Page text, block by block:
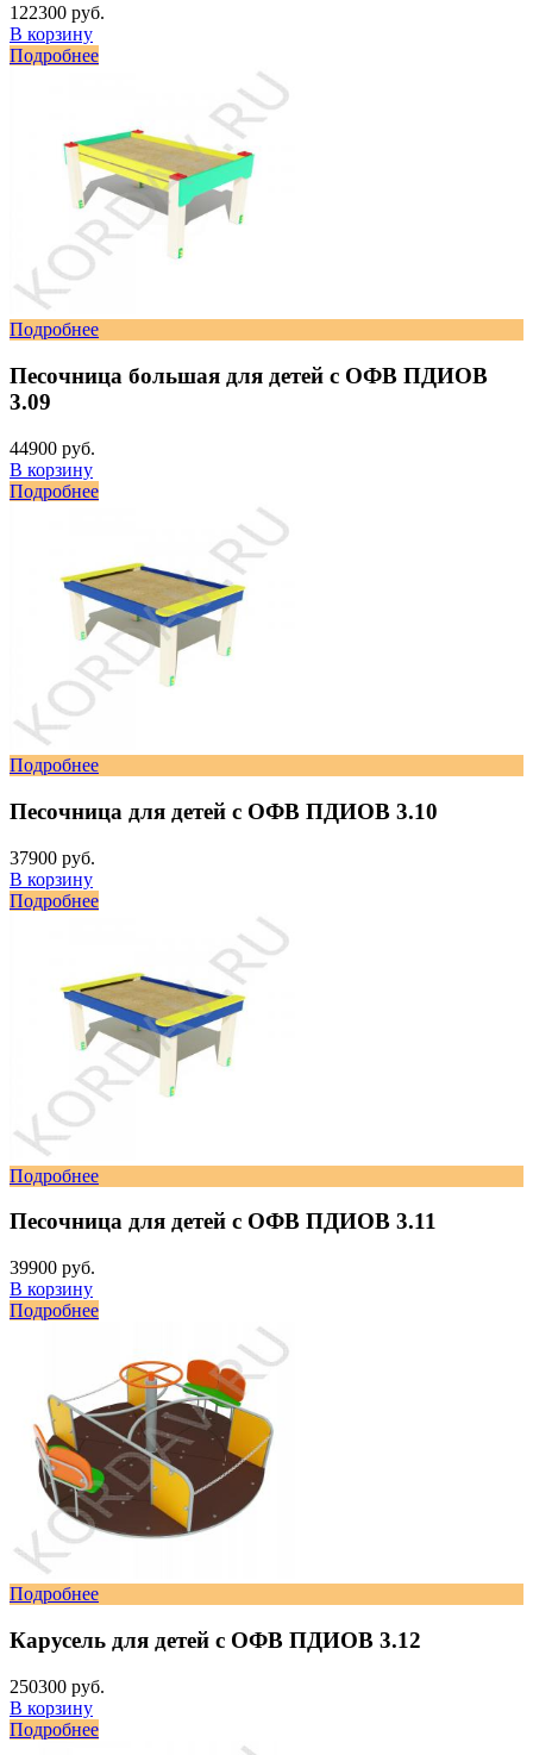
122300 руб.
В корзину
Подробнее
Подробнее
Песочница большая для детей с ОФВ ПДИОВ
3.09
44900 руб.
В корзину
Подробнее
Подробнее
Песочница для детей с ОФВ ПДИОВ 3.10
37900 руб.
В корзину
Подробнее
Подробнее
Песочница для детей с ОФВ ПДИОВ 3.11
39900 руб.
В корзину
Подробнее
Подробнее
Карусель для детей с ОФВ ПДИОВ 3.12
250300 руб.
В корзину
Подробнее